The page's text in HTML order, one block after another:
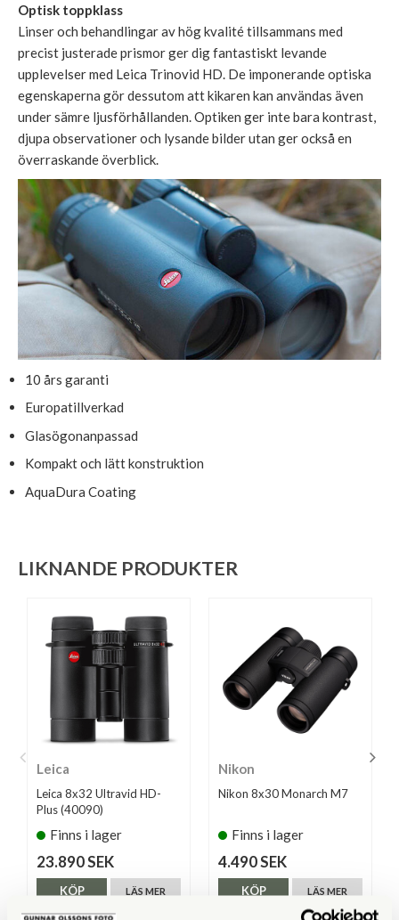
Optisk toppklass
Linser och behandlingar av hög kvalité tillsammans med
precist justerade prismor ger dig fantastiskt levande
upplevelser med Leica Trinovid HD. De imponerande optiska
egenskaperna gör dessutom att kikaren kan användas även
under sämre ljusförhållanden. Optiken ger inte bara kontrast,
djupa observationer och lysande bilder utan ger också en
överraskande överblick.
10 års garanti
Europatillverkad
Glasögonanpassad
Kompakt och lätt konstruktion
AquaDura Coating
LIKNANDE PRODUKTER
Leica
Leica 8x32 Ultravid HD-
Plus (40090)
Finns i lager
23.890 SEK
LÄS MER
KÖP
Nikon
Nikon 8x30 Monarch M7
Finns i lager
4.490 SEK
LÄS MER
KÖP